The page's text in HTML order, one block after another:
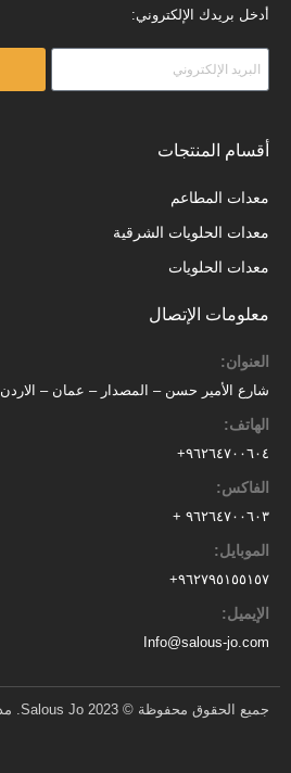
أدخل بريدك الإلكتروني:
أقسام المنتجات
معدات المطاعم
معدات الحلويات الشرقية
معدات الحلويات
معلومات الإتصال
العنوان:
شارع الأمير حسن – المصدار – عمان – الاردن
الهاتف:
٩٦٢٦٤٧٠٠٦٠٤+
الفاكس:
٩٦٢٦٤٧٠٠٦٠٣ +
الموبايل:
٩٦٢٧٩٥١٥٥١٥٧+
الإيميل:
Info@salous-jo.com
جميع الحقوق محفوظة © 2023 Salous Jo. مدعوم من Wish Arabia